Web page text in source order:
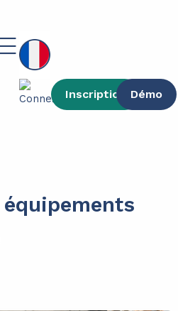
Inscription Démo